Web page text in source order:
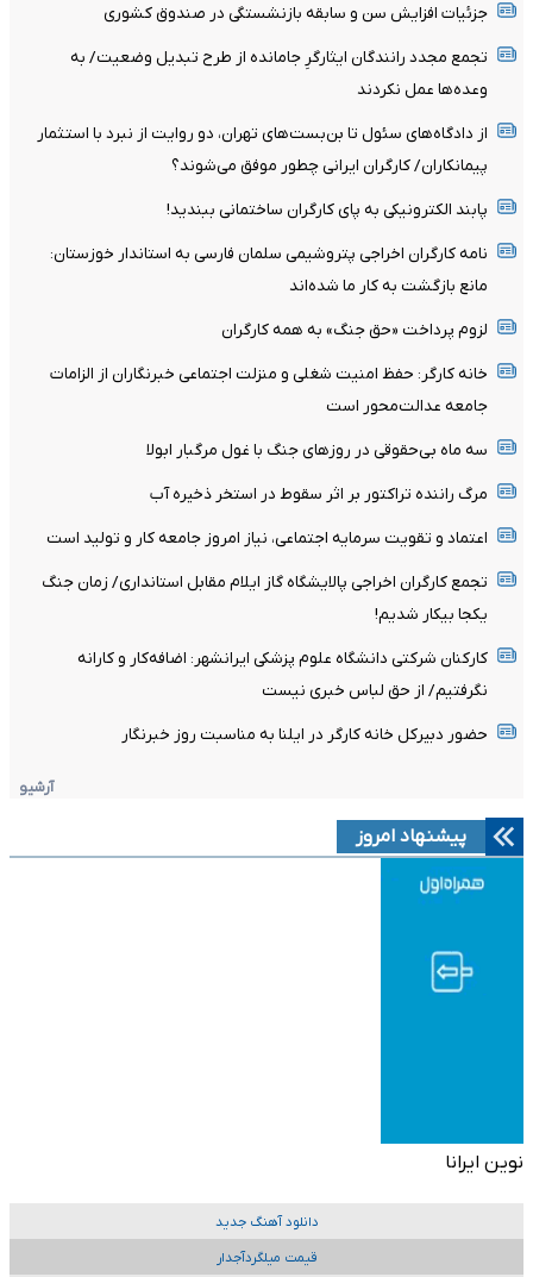
جزئیات افزایش سن و سابقه بازنشستگی در صندوق کشوری
تجمع مجدد رانندگان ایثارگرِ جامانده از طرح تبدیل وضعیت/ به
وعده‌ها عمل نکردند
از دادگاه‌های سئول تا بن‌بست‌های تهران، دو روایت از نبرد با استثمار
پیمانکاران/ کارگران ایرانی چطور موفق می‌شوند؟
پابند الکترونیکی به پای کارگران ساختمانی ببندید!
نامه کارگران اخراجی پتروشیمی سلمان فارسی به استاندار خوزستان:
مانع بازگشت به کار ما شده‌اند
لزوم پرداخت «حق جنگ» به همه کارگران
خانه کارگر: حفظ امنیت شغلی و منزلت اجتماعی خبرنگاران از الزامات
جامعه عدالت‌محور است
سه ماه بی‌حقوقی در روزهای جنگ با غول مرگبار ابولا
مرگ راننده تراکتور بر اثر سقوط در استخر ذخیره آب
اعتماد و تقویت سرمایه اجتماعی، نیاز امروز جامعه کار و تولید است
تجمع کارگران اخراجی پالایشگاه گاز ایلام مقابل استانداری/ زمان جنگ
یکجا بیکار شدیم!
کارکنان شرکتی دانشگاه علوم پزشکی ایرانشهر: اضافه‌کار و کارانه
نگرفتیم/ از حق لباس خبری نیست
حضور دبیرکل خانه کارگر در ایلنا به مناسبت روز خبرنگار
آرشیو
پیشنهاد امروز
نوین ایرانا
دانلود آهنگ جدید
قیمت میلگردآجدار